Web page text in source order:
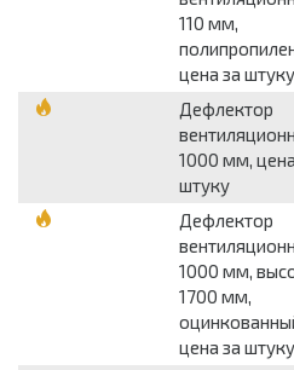
110 мм,
цена за штуку
Дефлектор
1000 мм,
штуку
Дефлектор
1000 мм,
1700 мм,
цена за штуку